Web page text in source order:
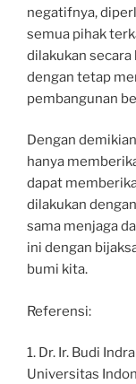
negatifnya,
semua pihak
dilakukan secara
dengan tetap
pembangunan
Dengan
hanya
dapat
dilakukan
sama menjaga
ini dengan
bumi kita.
Referensi:
1. Dr. Ir. Budi
Universitas